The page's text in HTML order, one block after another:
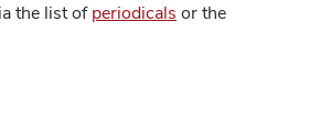
the list ofperiodicals or the